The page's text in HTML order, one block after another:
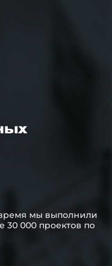
мы выполнили
30 000 проектов по